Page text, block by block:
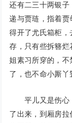
还有二三十两银子
递与贾琏，指着贾
得开了尤氏箱柜
存，只有些拆簪烂
姐素习所穿的，
了，也不命小厮丫
平儿又是伤心，
了出来，到厢房拉